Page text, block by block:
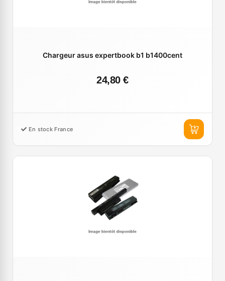
Chargeur asus expertbook b1 b1400cent
24,80 €
En stock France